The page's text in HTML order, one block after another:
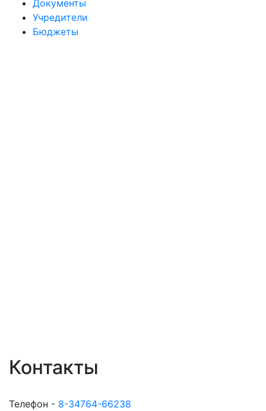
Документы
Учредители
Бюджеты
Контакты
Телефон - 8-34764-66238